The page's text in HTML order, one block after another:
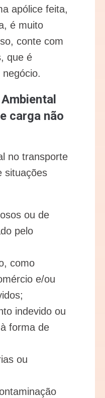
apólice feita,
é muito
conte com
que é
carga não
no transporte
situações
ou de
pelo
como
e/ou
indevido ou
à forma de
ou